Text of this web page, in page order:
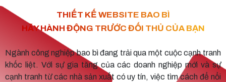
THIẾT KẾ WEBSITE BAO BÌ
HÃY HÀNH ĐỘNG TRƯỚC ĐỐI THỦ CỦA BẠN
Ngành công nghiệp bao bì đang trải qua một cuộc cạnh tranh
khốc liệt. Với sự gia tăng của các doanh nghiệp mới và sự
cạnh tranh từ các nhà sản xuất có uy tín, việc tìm cách để nổi